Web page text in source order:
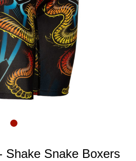
Shake Snake Boxers